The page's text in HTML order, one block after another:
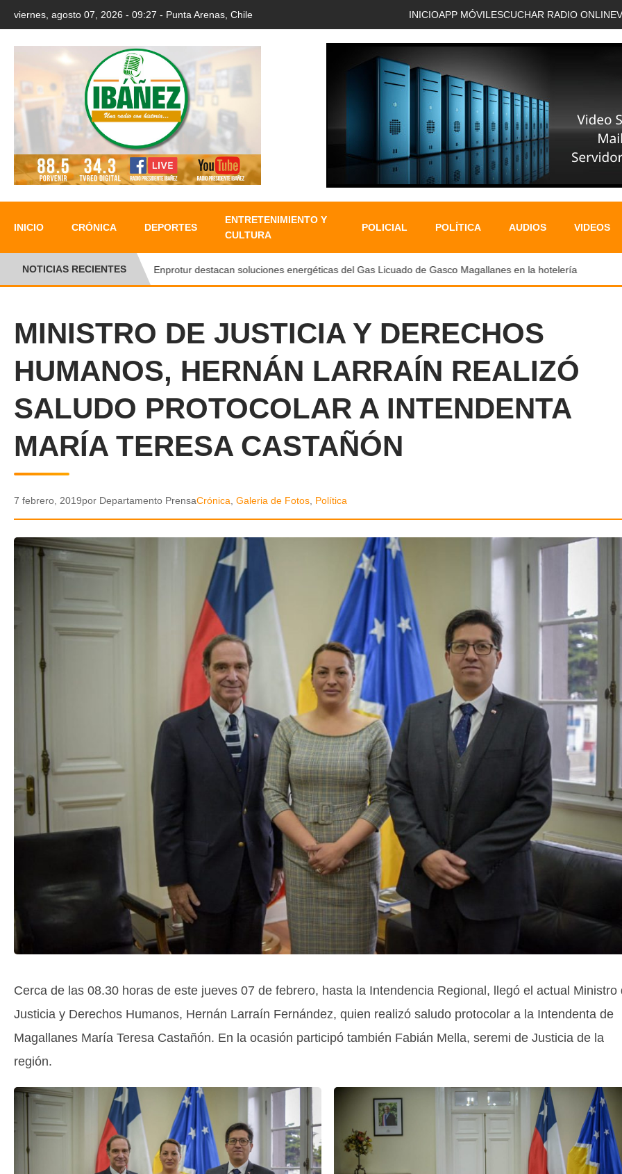
viernes, agosto 07, 2026 - 09:27 - Punta Arenas, Chile INICIOAPP MÓVIL ESCUCHAR RADIO ONLINE
INICIO CRÓNICA DEPORTES
ENTRETENIMIENTO Y
CULTURA
POLICIAL POLÍTICA AUDIOS VIDEOS
NOTICIAS RECIENTESEn Enprotur destacan soluciones energéticas del Gas Licuado de Gasco Magallanes en la hotelería
MINISTRO DE JUSTICIA Y DERECHOS
HUMANOS, HERNÁN LARRAÍN REALIZÓ
SALUDO PROTOCOLAR A INTENDENTA
MARÍA TERESA CASTAÑÓN
7 febrero, 2019por Departamento PrensaCrónica Galeria de Fotos Política
Cerca de las 08.30 horas de este jueves 07 de febrero, hasta la Intendencia Regional, llegó el actual Ministro
Justicia y Derechos Humanos, Hernán Larraín Fernández, quien realizó saludo protocolar a la Intendenta de
Magallanes María Teresa Castañón. En la ocasión participó también Fabián Mella, seremi de Justicia de la
región.